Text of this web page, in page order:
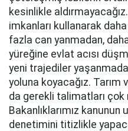
kesinlikle
imkanları kullanarak
fazla can yanmadan,
yüreğine evlat acısı
yeni trajediler
yoluna koyacağız. Tarım
da gerekli talimatları
Bakanlıklarımız kanunun
denetimini titizlikle